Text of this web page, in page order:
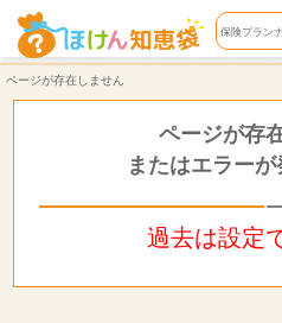
ページが存在しません | ほけん知恵袋
保険プラン
ページが存在しません
ページが存
またはエラー
過去は設定